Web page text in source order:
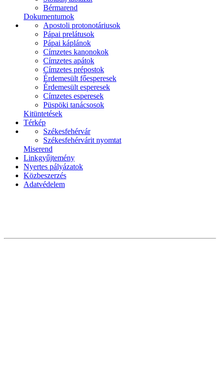
Bérmarend
Dokumentumok
Apostoli protonotáriusok
Pápai prelátusok
Pápai káplánok
Címzetes kanonokok
Címzetes apátok
Címzetes prépostok
Érdemesült főesperesek
Érdemesült esperesek
Címzetes esperesek
Püspöki tanácsosok
Kitüntetések
Térkép
Székesfehérvár
Székesfehérvárit nyomtat
Miserend
Linkgyűjtemény
Nyertes pályázatok
Közbeszerzés
Adatvédelem